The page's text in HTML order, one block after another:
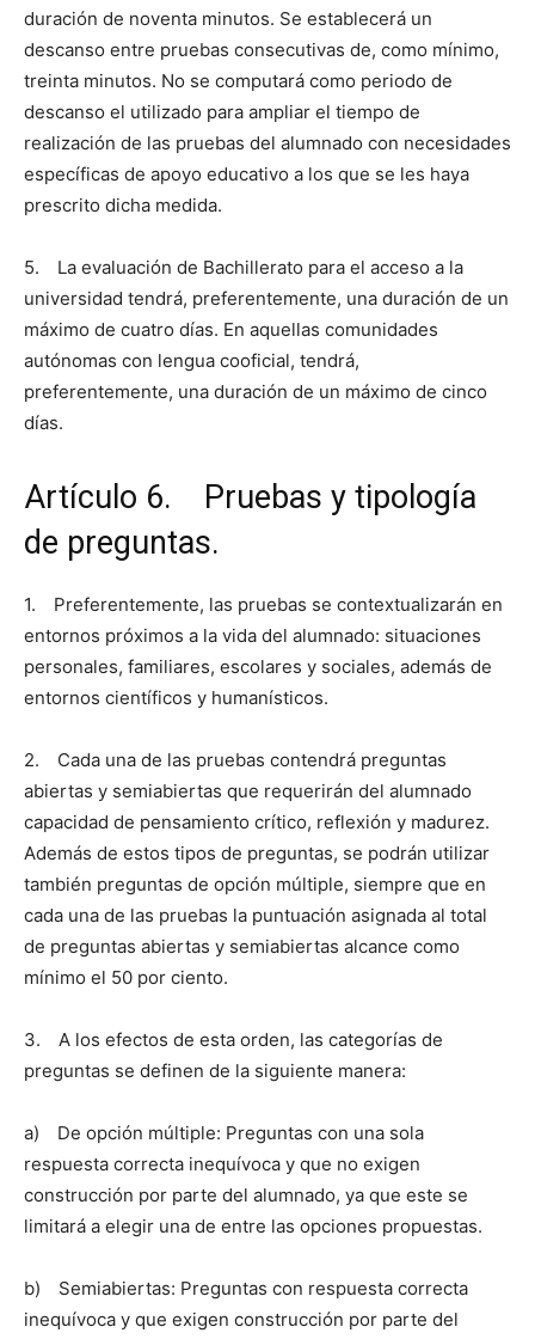
duración de noventa minutos. Se establecerá un
descanso entre pruebas consecutivas de, como mínimo,
treinta minutos. No se computará como periodo de
descanso el utilizado para ampliar el tiempo de
realización de las pruebas del alumnado con necesidades
específicas de apoyo educativo a los que se les haya
prescrito dicha medida.
5. La evaluación de Bachillerato para el acceso a la
universidad tendrá, preferentemente, una duración de un
máximo de cuatro días. En aquellas comunidades
autónomas con lengua cooficial, tendrá,
preferentemente, una duración de un máximo de cinco
días.
Artículo 6. Pruebas y tipología
de preguntas.
1. Preferentemente, las pruebas se contextualizarán en
entornos próximos a la vida del alumnado: situaciones
personales, familiares, escolares y sociales, además de
entornos científicos y humanísticos.
2. Cada una de las pruebas contendrá preguntas
abiertas y semiabiertas que requerirán del alumnado
capacidad de pensamiento crítico, reflexión y madurez.
Además de estos tipos de preguntas, se podrán utilizar
también preguntas de opción múltiple, siempre que en
cada una de las pruebas la puntuación asignada al total
de preguntas abiertas y semiabiertas alcance como
mínimo el 50 por ciento.
3. A los efectos de esta orden, las categorías de
preguntas se definen de la siguiente manera:
a) De opción múltiple: Preguntas con una sola
respuesta correcta inequívoca y que no exigen
construcción por parte del alumnado, ya que este se
limitará a elegir una de entre las opciones propuestas.
b) Semiabiertas: Preguntas con respuesta correcta
inequívoca y que exigen construcción por parte del